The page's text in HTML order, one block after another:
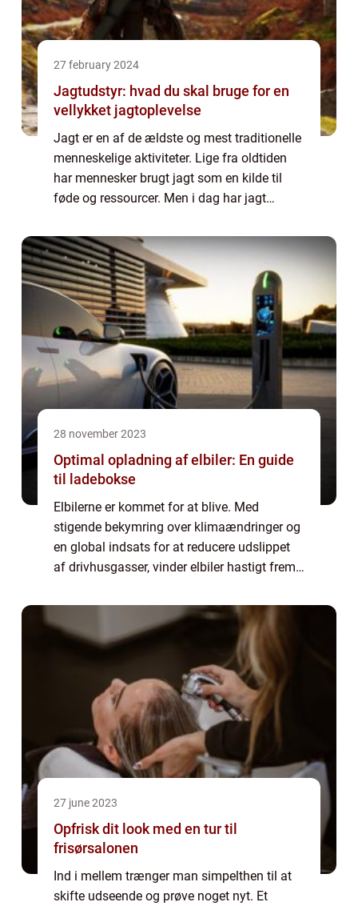
27 february 2024
Jagtudstyr: hvad du skal bruge for en
vellykket jagtoplevelse
Jagt er en af de ældste og mest traditionelle
menneskelige aktiviteter. Lige fra oldtiden
har mennesker brugt jagt som en kilde til
føde og ressourcer. Men i dag har jagt
nødvendighed. Det er blevet en populær
fritid...
28 november 2023
Optimal opladning af elbiler: En guide
til ladebokse
Elbilerne er kommet for at blive. Med
stigende bekymring over klimaændringer og
en global indsats for at reducere udslippet
af drivhusgasser, vinder elbiler hastigt frem
lades op ved at tilslutte dem til en...
27 june 2023
Opfrisk dit look med en tur til
frisørsalonen
Ind i mellem trænger man simpelthen til at
skifte udseende og prøve noget nyt. Et